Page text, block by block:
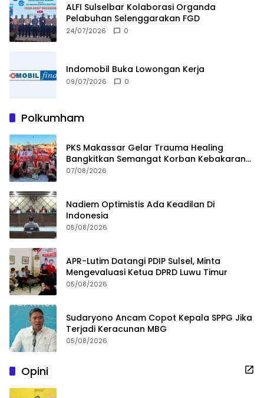
ALFI Sulselbar Kolaborasi Organda
Pelabuhan Selenggarakan FGD
24/07/2026 0
Indomobil Buka Lowongan Kerja
09/07/2026 0
Polkumham
PKS Makassar Gelar Trauma Healing
Bangkitkan Semangat Korban Kebakaran
Tallo
07/08/2026
Nadiem Optimistis Ada Keadilan Di
Indonesia
05/08/2026
APR-Lutim Datangi PDIP Sulsel, Minta
Mengevaluasi Ketua DPRD Luwu Timur
05/08/2026
Sudaryono Ancam Copot Kepala SPPG Jika
Terjadi Keracunan MBG
05/08/2026
Opini